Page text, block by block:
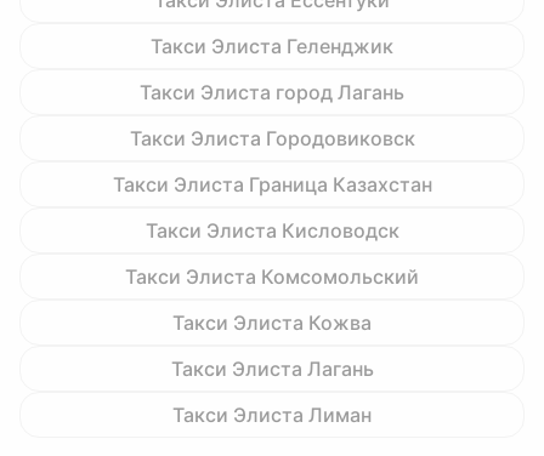
Такси Элиста Геленджик
Такси Элиста город Лагань
Такси Элиста Городовиковск
Такси Элиста Граница Казахстан
Такси Элиста Кисловодск
Такси Элиста Комсомольский
Такси Элиста Кожва
Такси Элиста Лагань
Такси Элиста Лиман